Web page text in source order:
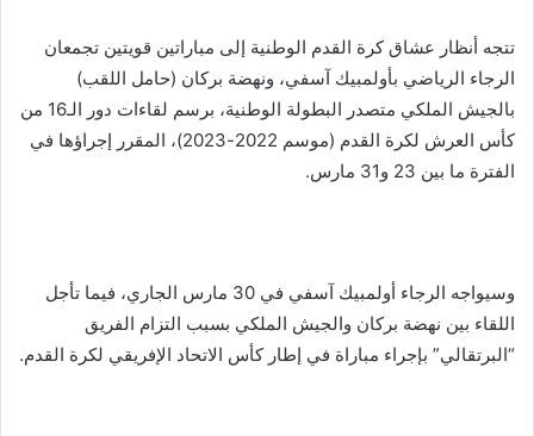
تتجه أنظار عشاق كرة القدم الوطنية إلى مباراتين قويتين تجمعان
الرجاء الرياضي بأولمبيك آسفي، ونهضة بركان (حامل اللقب)
بالجيش الملكي متصدر البطولة الوطنية، برسم لقاءات دور الـ16 من
كأس العرش لكرة القدم (موسم 2022-2023)، المقرر إجراؤها في
الفترة ما بين 23 و31 مارس.
وسيواجه الرجاء أولمبيك آسفي في 30 مارس الجاري، فيما تأجل
اللقاء بين نهضة بركان والجيش الملكي بسبب التزام الفريق
“البرتقالي” بإجراء مباراة في إطار كأس الاتحاد الإفريقي لكرة القدم.